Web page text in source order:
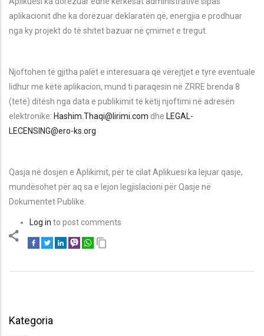
aplikacionit dhe ka dorëzuar deklaratën që, energjia e prodhuar
nga ky projekt do të shitet bazuar në çmimet e tregut.
Njoftohen të gjitha palët e interesuara që vërejtjet e tyre eventuale
lidhur me këtë aplikacion, mund ti paraqesin në ZRRE brenda 8
(tetë) ditësh nga data e publikimit të këtij njoftimi në adresën
elektronike: Hashim.Thaqi@lirimi.com dhe LEGAL-
LECENSING@ero-ks.org
Qasja në dosjen e Aplikimit, për të cilat Aplikuesi ka lejuar qasje,
mundësohet për aq sa e lejon legjislacioni për Qasje në
Dokumentet Publike.
Log in to post comments
Kategoria